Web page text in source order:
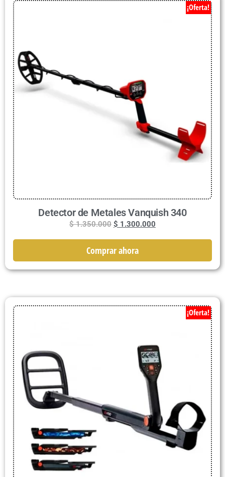
¡Oferta!
Detector de Metales Vanquish 340
$1.350.000 $ 1.300.000
Comprar ahora
¡Oferta!